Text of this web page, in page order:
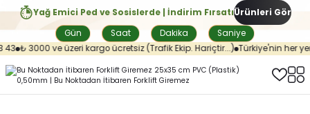
Yağ Emici Ped ve Sosislerde | İndirim Fırsatı
Gün
Saat Dakika Saniye
Ürünleri Gör
₺ 3000 ve üzeri kargo ücretsiz (Trafik Ekip. Hariçtir...) Türkiye'nin her